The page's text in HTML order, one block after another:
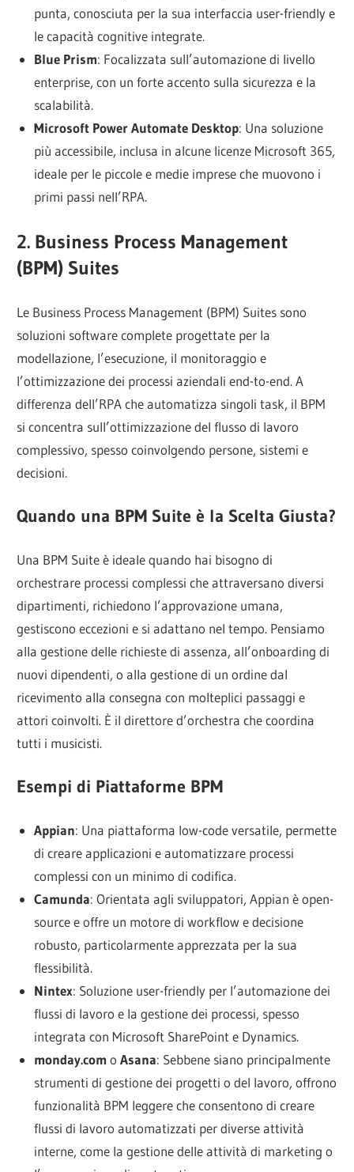
punta, conosciuta per la sua interfaccia user-friendly e
le capacità cognitive integrate.
Blue Prism: Focalizzata sull’automazione di livello
enterprise, con un forte accento sulla sicurezza e la
scalabilità.
Microsoft Power Automate Desktop: Una soluzione
più accessibile, inclusa in alcune licenze Microsoft 365,
ideale per le piccole e medie imprese che muovono i
primi passi nell’RPA.
2. Business Process Management
(BPM) Suites
Le Business Process Management (BPM) Suites sono
soluzioni software complete progettate per la
modellazione, l’esecuzione, il monitoraggio e
l’ottimizzazione dei processi aziendali end-to-end. A
differenza dell’RPA che automatizza singoli task, il BPM
si concentra sull’ottimizzazione del flusso di lavoro
complessivo, spesso coinvolgendo persone, sistemi e
decisioni.
Quando una BPM Suite è la Scelta Giusta?
Una BPM Suite è ideale quando hai bisogno di
orchestrare processi complessi che attraversano diversi
dipartimenti, richiedono l’approvazione umana,
gestiscono eccezioni e si adattano nel tempo. Pensiamo
alla gestione delle richieste di assenza, all’onboarding di
nuovi dipendenti, o alla gestione di un ordine dal
ricevimento alla consegna con molteplici passaggi e
attori coinvolti. È il direttore d’orchestra che coordina
tutti i musicisti.
Esempi di Piattaforme BPM
Appian: Una piattaforma low-code versatile, permette
di creare applicazioni e automatizzare processi
complessi con un minimo di codifica.
Camunda: Orientata agli sviluppatori, Appian è open-
source e offre un motore di workflow e decisione
robusto, particolarmente apprezzata per la sua
flessibilità.
Nintex: Soluzione user-friendly per l’automazione dei
flussi di lavoro e la gestione dei processi, spesso
integrata con Microsoft SharePoint e Dynamics.
monday.com o Asana: Sebbene siano principalmente
strumenti di gestione dei progetti o del lavoro, offrono
funzionalità BPM leggere che consentono di creare
flussi di lavoro automatizzati per diverse attività
interne, come la gestione delle attività di marketing o